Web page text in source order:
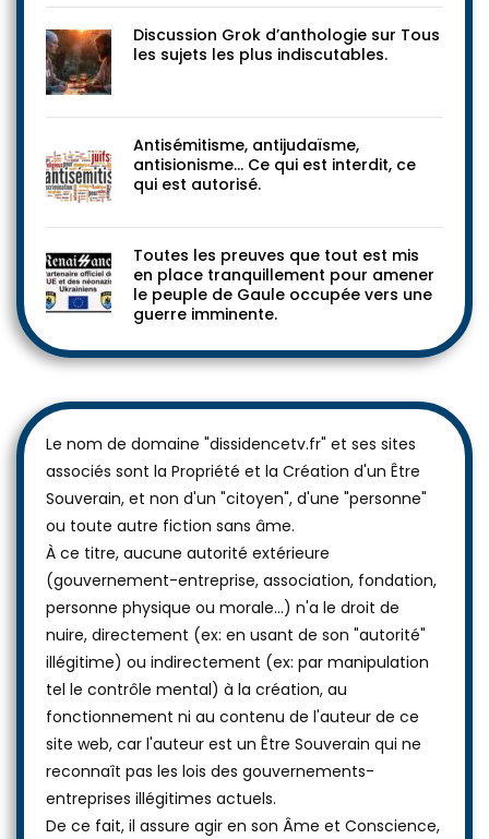
Discussion Grok d’anthologie sur Tous
les sujets les plus indiscutables.
Antisémitisme, antijudaïsme,
antisionisme… Ce qui est interdit, ce
qui est autorisé.
Toutes les preuves que tout est mis
en place tranquillement pour amener
le peuple de Gaule occupée vers une
guerre imminente.
Le nom de domaine "dissidencetv.fr" et ses sites
associés sont la Propriété et la Création d'un Être
Souverain, et non d'un "citoyen", d'une "personne"
ou toute autre fiction sans âme.
À ce titre, aucune autorité extérieure
(gouvernement-entreprise, association, fondation,
personne physique ou morale...) n'a le droit de
nuire, directement (ex: en usant de son "autorité"
illégitime) ou indirectement (ex: par manipulation
tel le contrôle mental) à la création, au
fonctionnement ni au contenu de l'auteur de ce
site web, car l'auteur est un Être Souverain qui ne
reconnaît pas les lois des gouvernements-
entreprises illégitimes actuels.
De ce fait, il assure agir en son Âme et Conscience,